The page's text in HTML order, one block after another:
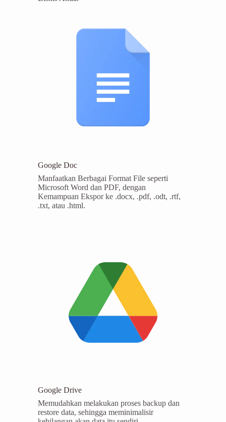
Google Doc
Manfaatkan Berbagai Format File seperti
Microsoft Word dan PDF, dengan
Kemampuan Ekspor ke .docx, .pdf, .odt, .rtf,
.txt, atau .html.
Google Drive
Memudahkan melakukan proses backup dan
restore data, sehingga meminimalisir